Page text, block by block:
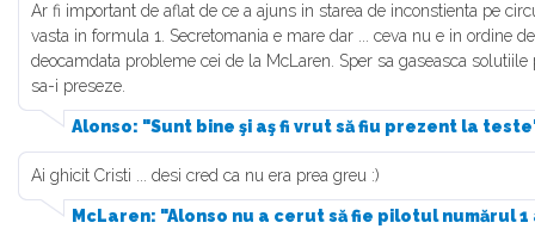
Ar fi important de aflat de ce a ajuns in starea de inconstienta pe
vasta in formula 1. Secretomania e mare dar ... ceva nu e in ordine
deocamdata probleme cei de la McLaren. Sper sa gaseasca
sa-i preseze.
Alonso: "Sunt bine şi aş fi vrut să fiu prezent la
Ai ghicit Cristi ... desi cred ca nu era prea greu :)
McLaren: "Alonso nu a cerut să fie pilotul numărul